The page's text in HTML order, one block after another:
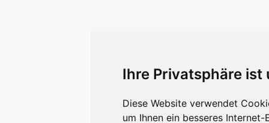
Ihre Privatsphäre ist
Diese Website verwendet
um Ihnen ein besseres